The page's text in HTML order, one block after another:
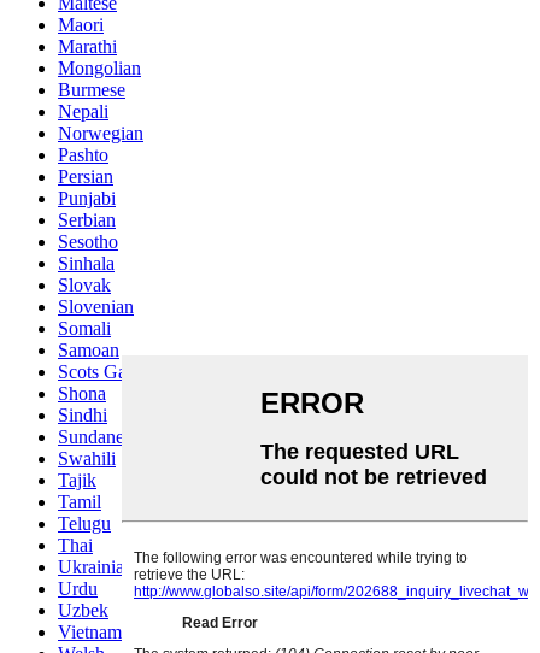
Maori
Marathi
Mongolian
Burmese
Nepali
Norwegian
Pashto
Persian
Punjabi
Serbian
Sesotho
Sinhala
Slovak
Slovenian
Somali
Samoan
Scots Gaelic
Shona
Sindhi
Sundanese
Swahili
Tajik
Tamil
Telugu
Thai
Ukrainian
Urdu
Uzbek
Vietnamese